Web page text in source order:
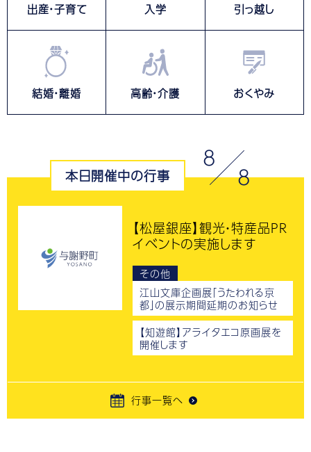
出産・子育て 入学 引っ越し
結婚・離婚 高齢・介護 おくやみ
本日開催中の行事
8
8
【松屋銀座】観光・特産品PR
イベントの実施します
その他
江山文庫企画展「うたわれる京
都」の展示期間延期のお知らせ
【知遊館】アライタエコ原画展を
開催します
行事一覧へ